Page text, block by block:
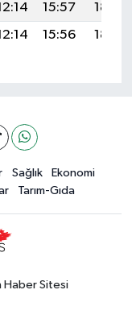
15:57
18:56
15:56 18:55
Sağlık
Ekonomi
Tarım-Gıda
Haber Sitesi